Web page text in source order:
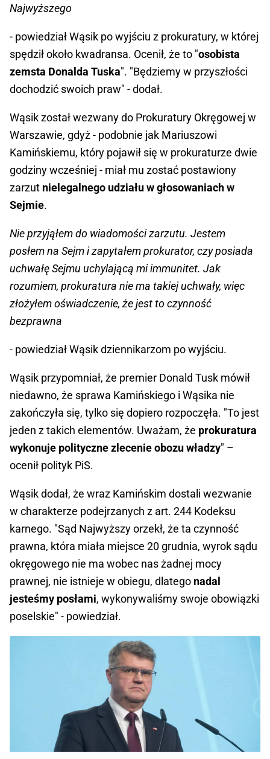
Najwyższego
- powiedział Wąsik po wyjściu z prokuratury, w której
spędził około kwadransa. Ocenił, że to "osobista
zemsta Donalda Tuska". "Będziemy w przyszłości
dochodzić swoich praw" - dodał.
Wąsik został wezwany do Prokuratury Okręgowej w
Warszawie, gdyż - podobnie jak Mariuszowi
Kamińskiemu, który pojawił się w prokuraturze dwie
godziny wcześniej - miał mu zostać postawiony
zarzut nielegalnego udziału w głosowaniach w
Sejmie.
Nie przyjąłem do wiadomości zarzutu. Jestem
posłem na Sejm i zapytałem prokurator, czy posiada
uchwałę Sejmu uchylającą mi immunitet. Jak
rozumiem, prokuratura nie ma takiej uchwały, więc
złożyłem oświadczenie, że jest to czynność
bezprawna
- powiedział Wąsik dziennikarzom po wyjściu.
Wąsik przypomniał, że premier Donald Tusk mówił
niedawno, że sprawa Kamińskiego i Wąsika nie
zakończyła się, tylko się dopiero rozpoczęła. "To jest
jeden z takich elementów. Uważam, że prokuratura
wykonuje polityczne zlecenie obozu władzy" –
ocenił polityk PiS.
Wąsik dodał, że wraz Kamińskim dostali wezwanie
w charakterze podejrzanych z art. 244 Kodeksu
karnego. "Sąd Najwyższy orzekł, że ta czynność
prawna, która miała miejsce 20 grudnia, wyrok sądu
okręgowego nie ma wobec nas żadnej mocy
prawnej, nie istnieje w obiegu, dlatego nadal
jesteśmy posłami, wykonywaliśmy swoje obowiązki
poselskie" - powiedział.